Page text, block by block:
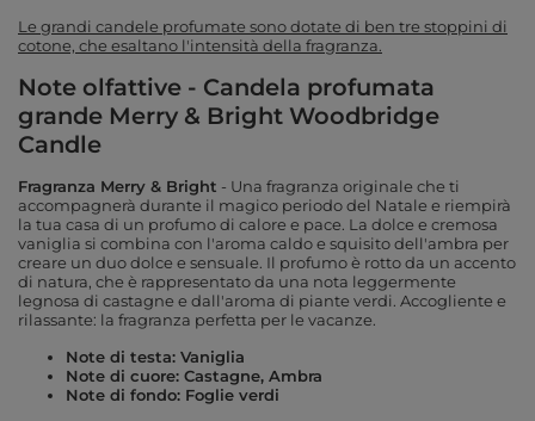
Le grandi candele profumate sono dotate di ben tre stoppini di
cotone, che esaltano l'intensità della fragranza.
Note olfattive - Candela profumata
grande Merry & Bright Woodbridge
Candle
Fragranza Merry & Bright - Una fragranza originale che ti
accompagnerà durante il magico periodo del Natale e riempirà
la tua casa di un profumo di calore e pace. La dolce e cremosa
vaniglia si combina con l'aroma caldo e squisito dell'ambra per
creare un duo dolce e sensuale. Il profumo è rotto da un accento
di natura, che è rappresentato da una nota leggermente
legnosa di castagne e dall'aroma di piante verdi. Accogliente e
rilassante: la fragranza perfetta per le vacanze.
Note di testa: Vaniglia
Note di cuore: Castagne, Ambra
Note di fondo: Foglie verdi